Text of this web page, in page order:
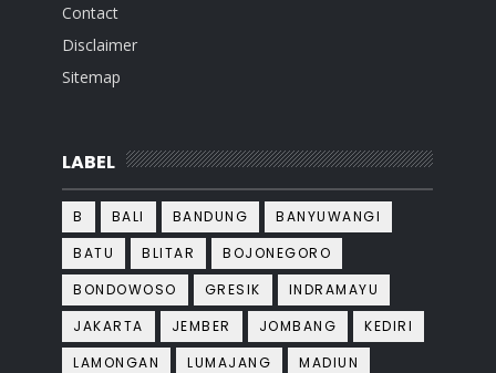
Contact
Disclaimer
Sitemap
LABEL
B BALI BANDUNG
BANYUWANGI
BATU
BLITAR
BOJONEGORO
BONDOWOSO
GRESIK
INDRAMAYU
JAKARTA
JEMBER JOMBANG
KEDIRI
LAMONGAN
LUMAJANG
MADIUN